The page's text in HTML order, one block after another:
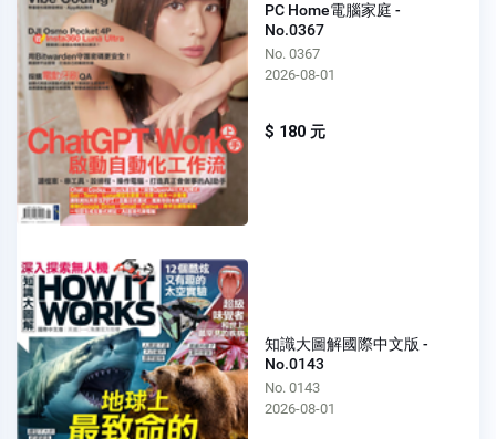
PC Home電腦家庭 -
No.0367
No. 0367
2026-08-01
$ 180 元
知識大圖解國際中文版 -
No.0143
No. 0143
2026-08-01